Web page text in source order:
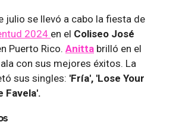
julio se llevó a cabo la fiesta de
2024 en el Coliseo José
Puerto Rico. Anitta brilló en el
con sus mejores éxitos. La
sus singles: 'Fría', 'Lose Your
Favela'.